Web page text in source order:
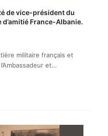
de vice-président du
France-Albanie.
militaire français et
et…